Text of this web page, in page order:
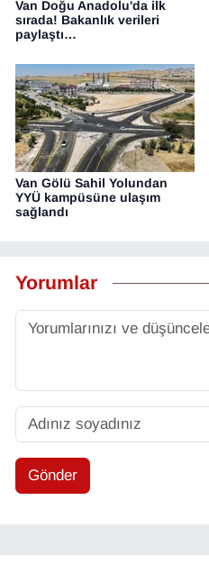
Van Doğu Anadolu'da ilk
sırada! Bakanlık verileri
paylaştı…
Van Gölü Sahil Yolundan
YYÜ kampüsüne ulaşım
sağlandı
Yorumlar
Gönder